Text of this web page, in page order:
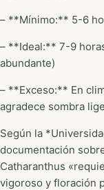
– **Mínimo:** 5-6
– **Ideal:** 7-9
abundante)
– **Exceso:** En
agradece sombra
Según la
documentación
Catharanthus
vigoroso y floración